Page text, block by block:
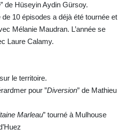
” de Hüseyin Aydin Gürsoy.
10 épisodes a déjà été tournée et
Mélanie Maudran. L’année se
Laure Calamy.
le territoire.
pour ”Diversion” de Mathieu
Marleau” tourné à Mulhouse